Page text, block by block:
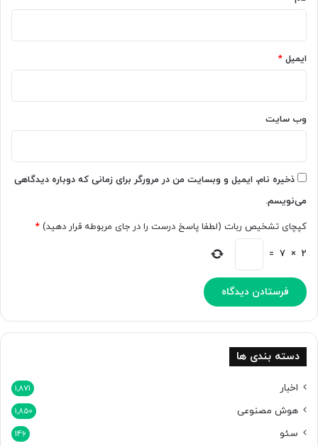
ز
ی
ک‌‌
ت
ش
ه
س
ت
A
ا
س
ت
ب
ز
و
ی
ی
ن
ه
ز
ر
م
ه‌
ی
د
ایمیل *
وب‌ سایت
ذخیره نام، ایمیل و وبسایت من در مرورگر برای زمانی که دوباره دیدگاهی
می‌نویسم.
کپچای تشخیص ربات (لطفا پاسخ درست را در جای مربوطه قرار دهید) *
2
×
7
=
دسته بندی ها
اخبار 1,871
هوش مصنوعی 1,850
سئو 146